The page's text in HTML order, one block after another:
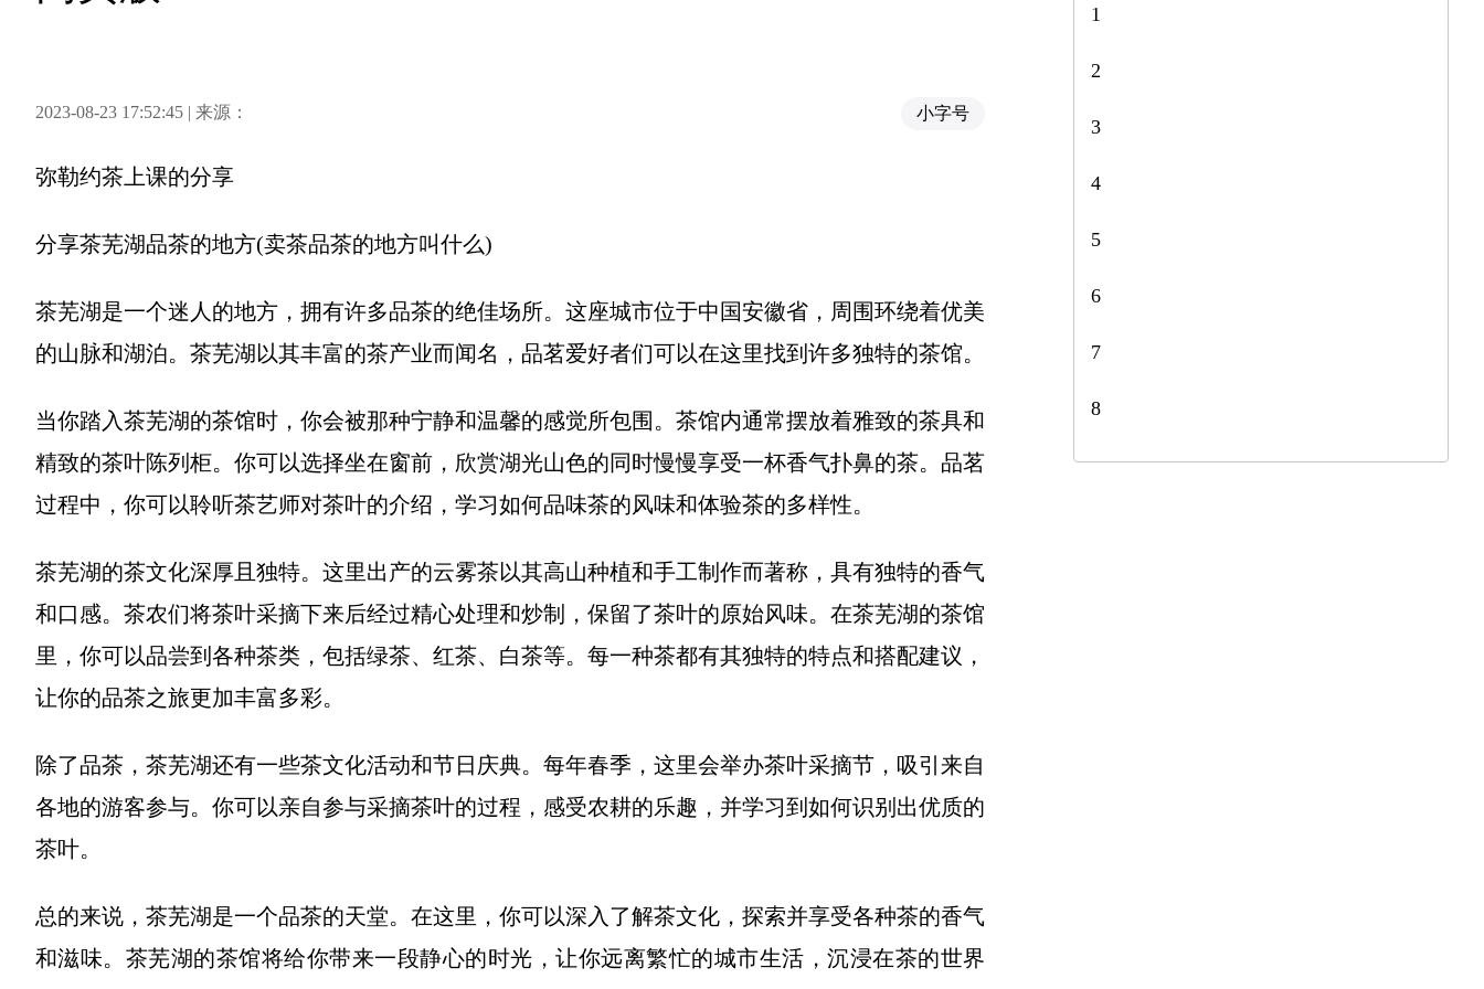
2023-08-23 17:52:45 | 来源： 小字号
弥勒约茶上课的分享
分享茶芜湖品茶的地方(卖茶品茶的地方叫什么)
茶芜湖是一个迷人的地方，拥有许多品茶的绝佳场所。这座城市位于中国安徽省，周围环绕着优美
的山脉和湖泊。茶芜湖以其丰富的茶产业而闻名，品茗爱好者们可以在这里找到许多独特的茶馆。
当你踏入茶芜湖的茶馆时，你会被那种宁静和温馨的感觉所包围。茶馆内通常摆放着雅致的茶具和
精致的茶叶陈列柜。你可以选择坐在窗前，欣赏湖光山色的同时慢慢享受一杯香气扑鼻的茶。品茗
过程中，你可以聆听茶艺师对茶叶的介绍，学习如何品味茶的风味和体验茶的多样性。
茶芜湖的茶文化深厚且独特。这里出产的云雾茶以其高山种植和手工制作而著称，具有独特的香气
和口感。茶农们将茶叶采摘下来后经过精心处理和炒制，保留了茶叶的原始风味。在茶芜湖的茶馆
里，你可以品尝到各种茶类，包括绿茶、红茶、白茶等。每一种茶都有其独特的特点和搭配建议，
让你的品茶之旅更加丰富多彩。
除了品茶，茶芜湖还有一些茶文化活动和节日庆典。每年春季，这里会举办茶叶采摘节，吸引来自
各地的游客参与。你可以亲自参与采摘茶叶的过程，感受农耕的乐趣，并学习到如何识别出优质的
茶叶。
总的来说，茶芜湖是一个品茶的天堂。在这里，你可以深入了解茶文化，探索并享受各种茶的香气
和滋味。茶芜湖的茶馆将给你带来一段静心的时光，让你远离繁忙的城市生活，沉浸在茶的世界
1
2
3
4
5
6
7
8